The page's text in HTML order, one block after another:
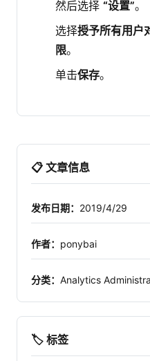
然后选择 “设置”。
选择授予所有用户
限。
单击保存。
📋 文章信息
发布日期： 2019/4/29
作者： ponybai
分类： Analytics
🏷️ 标签